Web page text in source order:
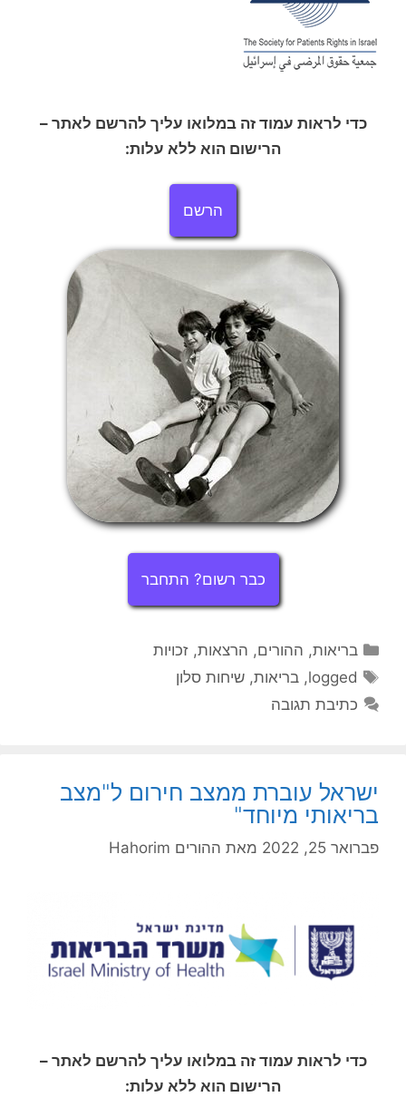
כדי לראות עמוד זה במלואו עליך להרשם לאתר –
הרישום הוא ללא עלות:
הרשם
כבר רשום? התחבר
קטגוריות
בריאות, ההורים, הרצאות,זכויות
תגיות
logged
,בריאות,שיחות סלון
כתיבת תגובה
ישראל עוברת ממצב חירום ל"מצב
בריאותי מיוחד"
פברואר 25, 2022 מאת ההורים Hahorim
כדי לראות עמוד זה במלואו עליך להרשם לאתר –
הרישום הוא ללא עלות: